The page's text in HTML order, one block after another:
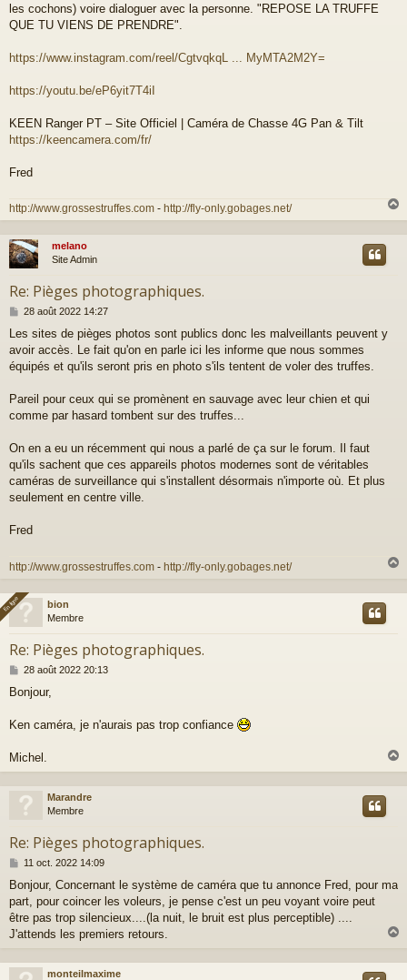
les cochons) voire dialoguer avec la personne. "REPOSE LA TRUFFE
QUE TU VIENS DE PRENDRE".
https://www.instagram.com/reel/CgtvqkqL ... MyMTA2M2Y=
https://youtu.be/eP6yit7T4iI
KEEN Ranger PT – Site Officiel | Caméra de Chasse 4G Pan & Tilt
https://keencamera.com/fr/
Fred
http://www.grossestruffes.com - http://fly-only.gobages.net/
a
melano
Site Admin
Re: Pièges photographiques.
M
s
s
a
28 août 2022 14:27
Les sites de pièges photos sont publics donc les malveillants peuvent y
avoir accès. Le fait qu'on en parle ici les informe que nous sommes
équipés et qu'ils seront pris en photo s'ils tentent de voler des truffes.
Pareil pour ceux qui se promènent en sauvage avec leur chien et qui
comme par hasard tombent sur des truffes...
On en a eu un récemment qui nous a parlé de ça sur le forum. Il faut
qu'ils sachent que ces appareils photos modernes sont de véritables
caméras de surveillance qui s'installent désormais n'importe où. Et plus
seulement en centre ville.
Fred
http://www.grossestruffes.com - http://fly-only.gobages.net/
u
bion
Membre
Re: Pièges photographiques.
M
s
a
e
28 août 2022 20:13
Bonjour,
Ken caméra, je n'aurais pas trop confiance
Michel.
a
En ligne
En ligne
Marandre
Membre
Re: Pièges photographiques.
M
s
s
a
g
11 oct. 2022 14:09
Bonjour, Concernant le système de caméra que tu annonce Fred, pour ma
part, pour coincer les voleurs, je pense c'est un peu voyant voire peut
être pas trop silencieux....(la nuit, le bruit est plus perceptible) ....
J'attends les premiers retours.
u
monteilmaxime